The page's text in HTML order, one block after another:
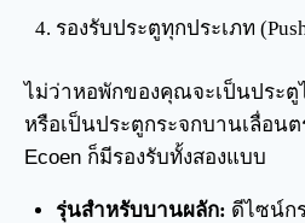
รองรับประตูทุกประเภท
ไม่ว่าหอพักของคุณจะเป็นประ
หรือเป็นประตูกระจกบานเลื่อนต
Ecoen ก็มีรองรับทั้งสองแบบ
รุ่นสำหรับบานผลัก: ดีไซน์ก